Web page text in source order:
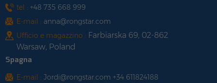
tel : +48 735 668 999
E-mail : anna@rongstar.com
Ufficio e magazzino : Farbiarska 69, 02-862
Warsaw, Poland
Spagna
E-mail : Jordi@rongstar.com +34 611824188